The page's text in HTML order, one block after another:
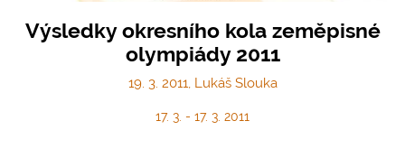
Výsledky okresního kola zeměpisné
olympiády 2011
19. 3. 2011, Lukáš Slouka
17. 3. - 17. 3. 2011